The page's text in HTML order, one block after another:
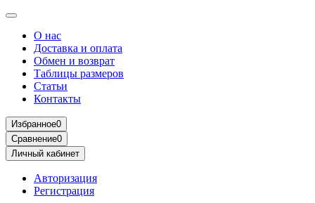
О нас
Доставка и оплата
Обмен и возврат
Таблицы размеров
Статьи
Контакты
Избранное0
Сравнение0
Личный кабинет
Авторизация
Регистрация